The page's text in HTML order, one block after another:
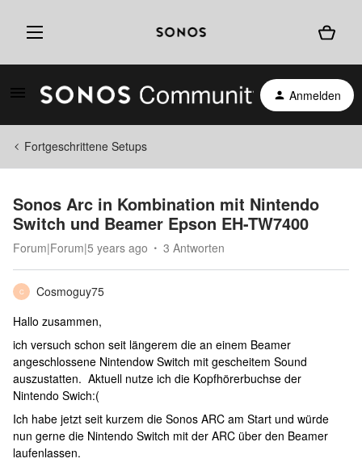
Anmelden
Fortgeschrittene Setups
Sonos Arc in Kombination mit Nintendo
Switch und Beamer Epson EH-TW7400
Forum|Forum|5 years ago 3 Antworten
C
Cosmoguy75
Hallo zusammen,
ich versuch schon seit längerem die an einem Beamer
angeschlossene Nintendow Switch mit gescheitem Sound
auszustatten. Aktuell nutze ich die Kopfhörerbuchse der
Nintendo Swich:(
Ich habe jetzt seit kurzem die Sonos ARC am Start und würde
nun gerne die Nintendo Switch mit der ARC über den Beamer
laufenlassen.